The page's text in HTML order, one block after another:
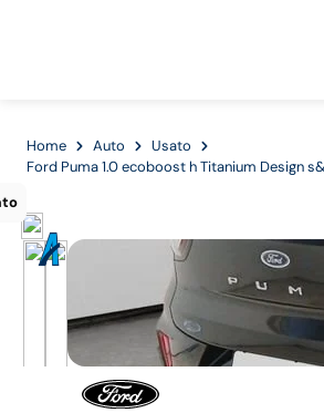
Home Auto
Usato
Ford Puma 1.0 ecoboost h Titanium Design